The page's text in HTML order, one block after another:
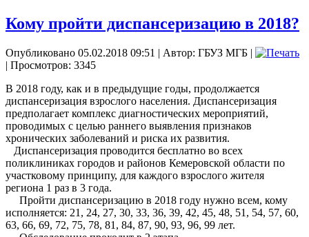
Кому пройти диспансеризацию в 2018?
Опубликовано 05.02.2018 09:51 | Автор: ГБУЗ МГБ |
| Просмотров: 3345
В 2018 году, как и в предыдущие годы, продолжается
диспансеризация взрослого населения. Диспансеризация
предполагает комплекс диагностических мероприятий,
проводимых с целью раннего выявления признаков
хронических заболеваний и риска их развития.
Диспансеризация проводится бесплатно во всех
поликлиниках городов и районов Кемеровской области по
участковому принципу, для каждого взрослого жителя
региона 1 раз в 3 года.
Пройти диспансеризацию в 2018 году нужно всем, кому
исполняется: 21, 24, 27, 30, 33, 36, 39, 42, 45, 48, 51, 54, 57, 60,
63, 66, 69, 72, 75, 78, 81, 84, 87, 90, 93, 96, 99 лет.